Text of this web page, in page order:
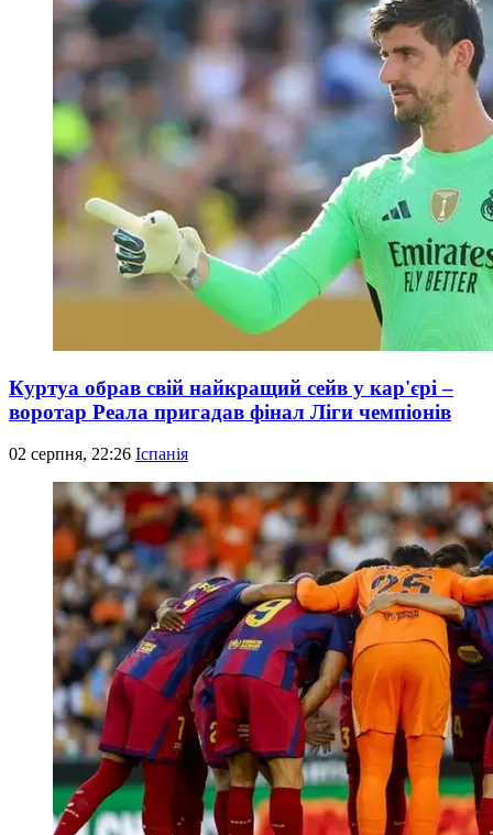
Куртуа обрав свій найкращий сейв у кар'єрі –
воротар Реала пригадав фінал Ліги чемпіонів
02 серпня, 22:26 Іспанія